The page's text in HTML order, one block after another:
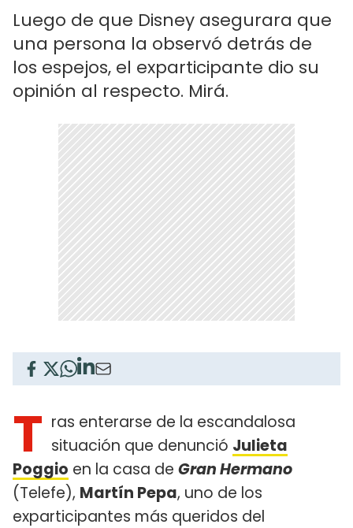
Luego de que Disney asegurara que
una persona la observó detrás de
los espejos, el exparticipante dio su
opinión al respecto. Mirá.
T ras enterarse de la escandalosa
situación que denunció Julieta
Poggio en la casa de Gran Hermano
(Telefe), Martín Pepa, uno de los
exparticipantes más queridos del